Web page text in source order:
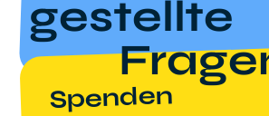
Spenden
gestellte